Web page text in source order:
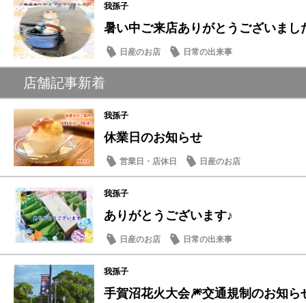
我孫子
暑い中ご来店ありがとうございまし
日産のお店 日常の出来事
店舗記事新着
我孫子
休業日のお知らせ
営業日・店休日 日産のお店
我孫子
ありがとうございます♪
日産のお店 日常の出来事
我孫子
手賀沼花火大会🎆交通規制のお知ら